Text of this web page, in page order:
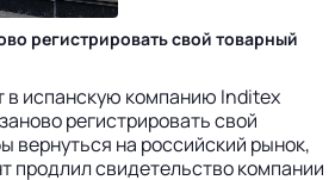
регистрировать свой товарный
в испанскую компанию Inditex
регистрировать свой
вернуться на российский рынок,
продлил свидетельство компании